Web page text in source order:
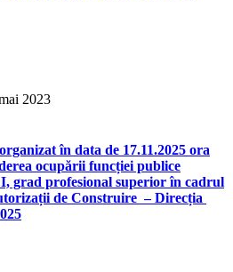
2023
în data de 17.11.2025 ora
ocupării funcției publice
I, grad profesional superior în cadrul
de Construire – Direcția